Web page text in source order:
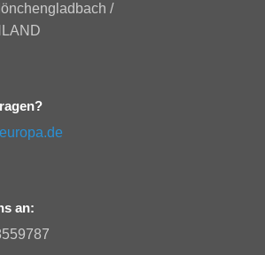
/
an: